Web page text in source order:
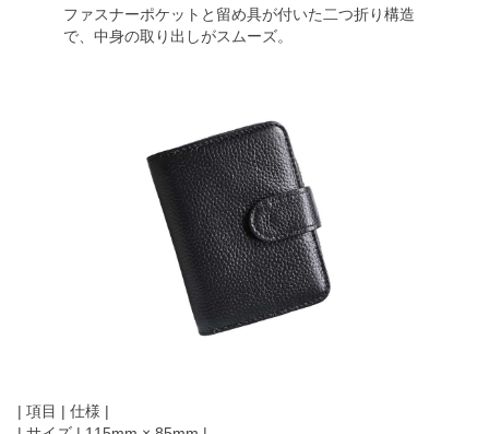
ファスナーポケットと留め具が付いた二つ折り構造
で、中身の取り出しがスムーズ。
| 項目 | 仕様 |